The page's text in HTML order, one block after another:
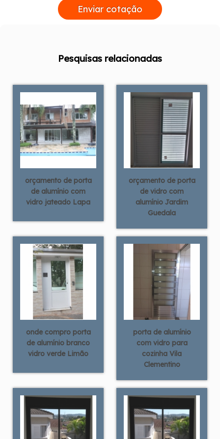
Enviar cotação
Pesquisas relacionadas
orçamento de porta
de alumínio com
vidro jateado Lapa
orçamento de porta
de vidro com
alumínio Jardim
Guedala
onde compro porta
de alumínio branco
vidro verde Limão
porta de alumínio
com vidro para
cozinha Vila
Clementino